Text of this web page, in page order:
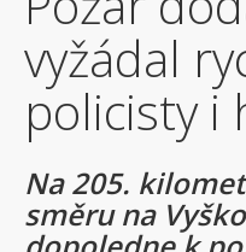
vyžádal
policisty i
Na 205.
směru na